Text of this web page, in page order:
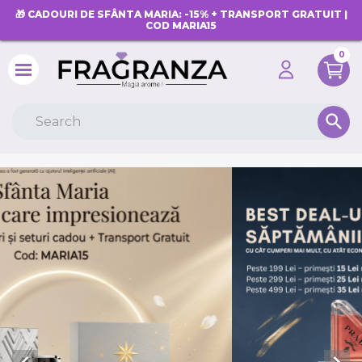
🎁 CADOURI DE SFÂNTA MARIA: -15% + TRANSPORT GRATUIT |
COD MARIA15
0
search